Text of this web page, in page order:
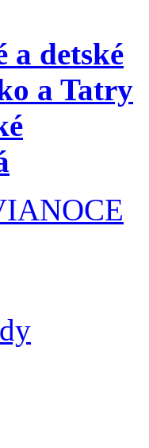
a detské
a Tatry